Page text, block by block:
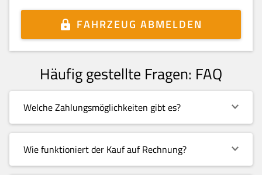
FAHRZEUG ABMELDEN
Häufig gestellte Fragen: FAQ
Welche Zahlungsmöglichkeiten gibt es?
Wie funktioniert der Kauf auf Rechnung?